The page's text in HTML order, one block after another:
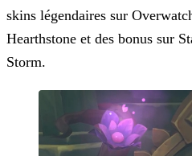
skins légendaires sur
Hearthstone et des bonus sur
Storm.